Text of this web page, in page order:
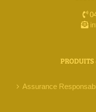
PRODUITS
Assurance